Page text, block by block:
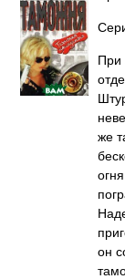
При
же
он